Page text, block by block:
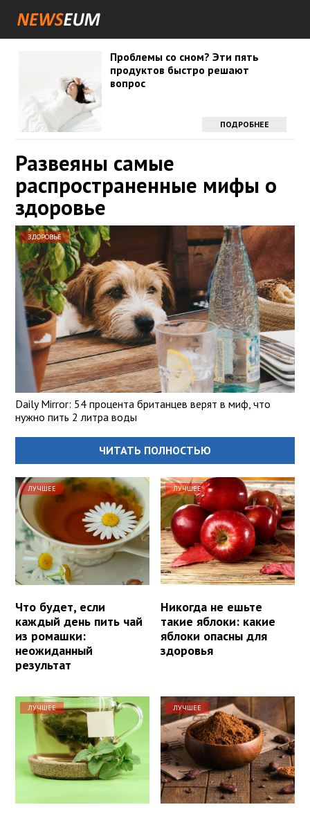
Проблемы со сном? Эти пять
продуктов быстро решают
вопрос
ПОДРОБНЕЕ
Развеяны самые
распространенные мифы о
здоровье
ЗДОРОВЬЕ
Daily Mirror: 54 процента британцев верят в миф, что
нужно пить 2 литра воды
ЧИТАТЬ ПОЛНОСТЬЮ
ЛУЧШЕЕ
Что будет, если
каждый день пить чай
из ромашки:
неожиданный
результат
ЛУЧШЕЕ
Никогда не ешьте
такие яблоки: какие
яблоки опасны для
здоровья
ЛУЧШЕЕ ЛУЧШЕЕ